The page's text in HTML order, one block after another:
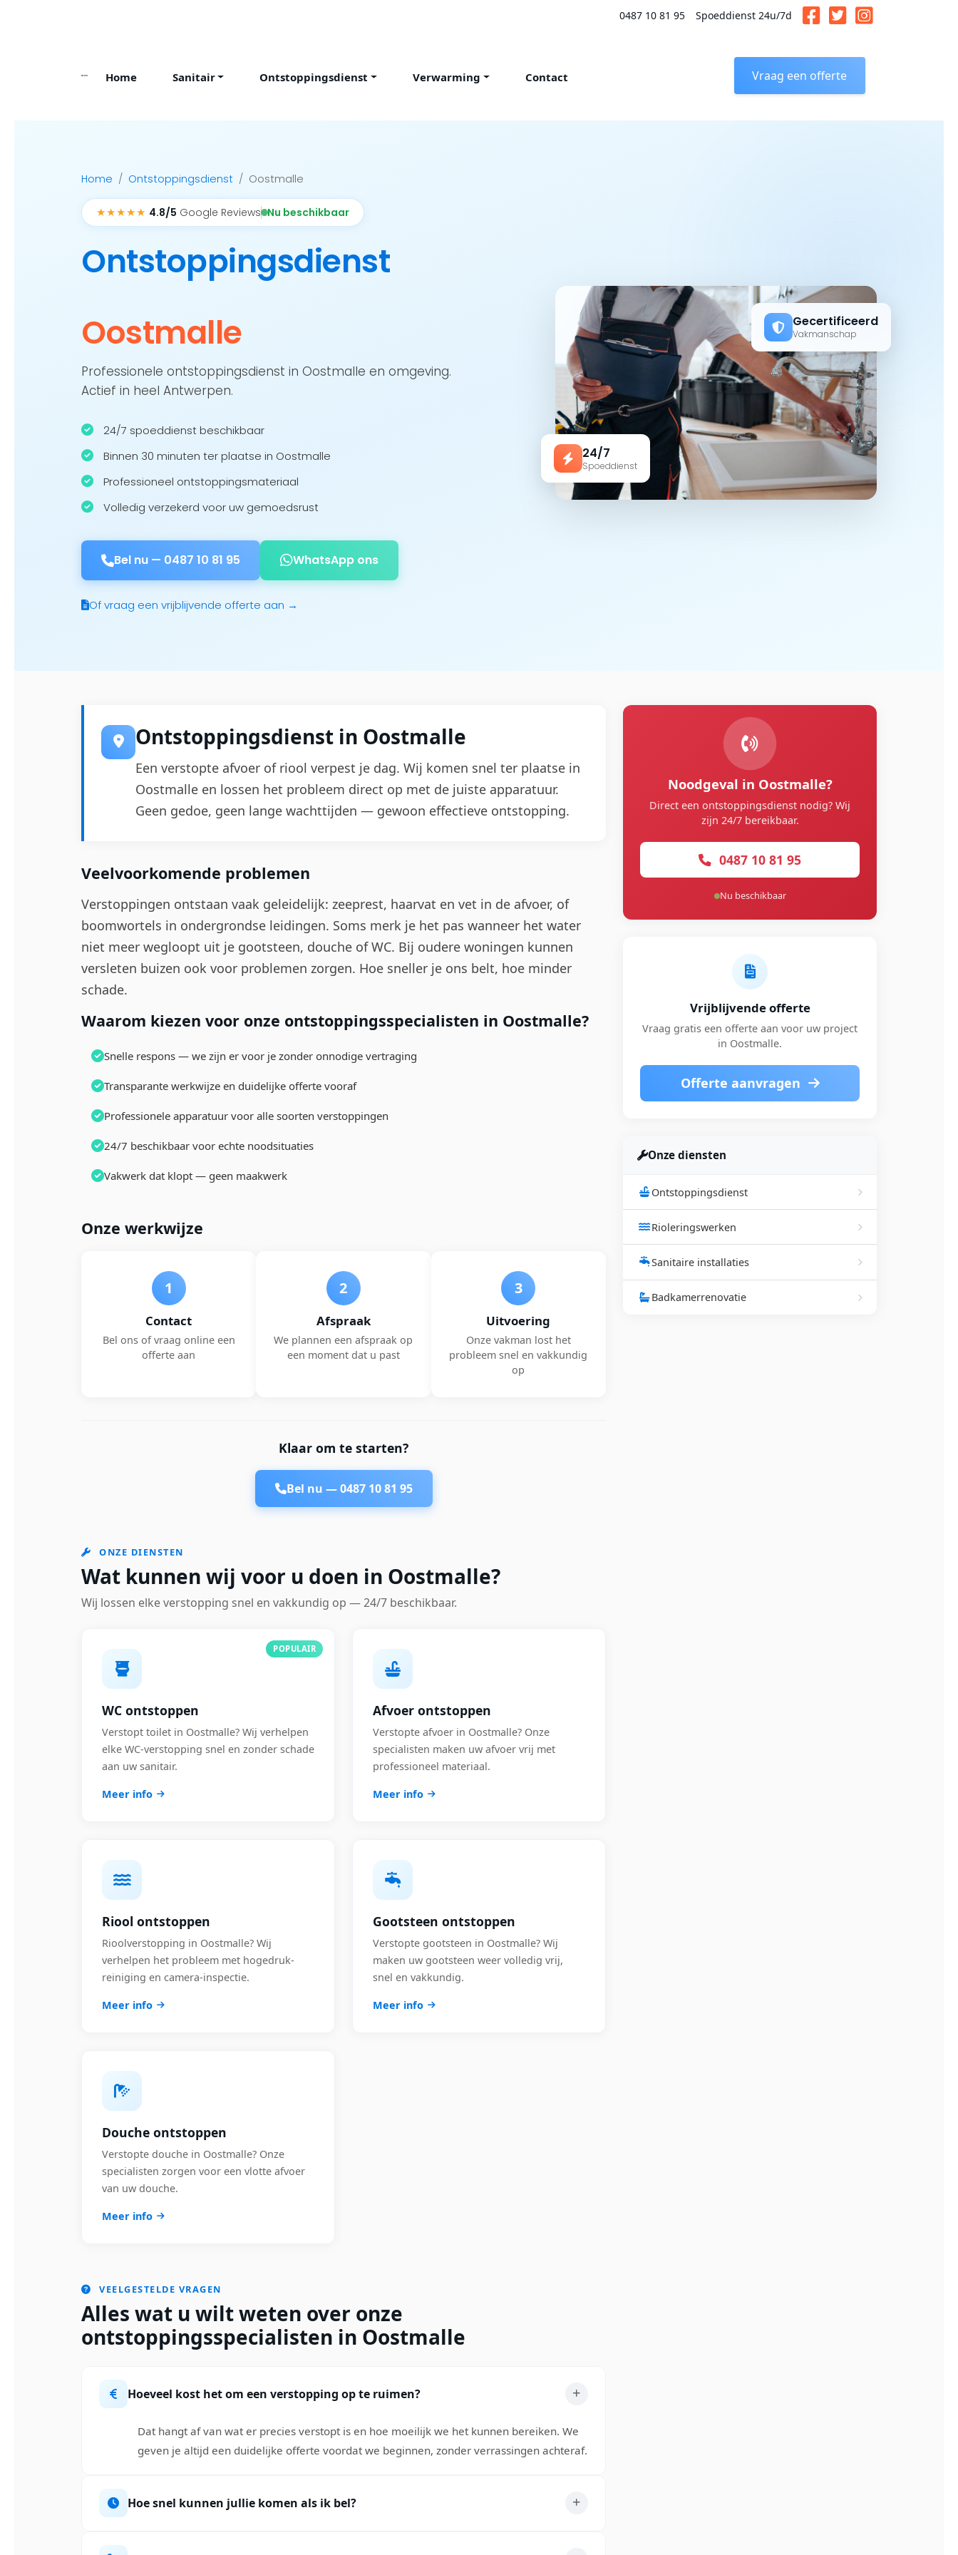
0487 10 81 95 Spoeddienst 24u/7d
Home Sanitair Ontstoppingsdienst Verwarming Contact Vraag een offerte
Home Ontstoppingsdienst Oostmalle
★★★★★ 4.8/5 Google Reviews Nu beschikbaar
Ontstoppingsdienst
Oostmalle
Professionele ontstoppingsdienst in Oostmalle en omgeving.
Actief in heel Antwerpen.
24/7 spoeddienst beschikbaar
Binnen 30 minuten ter plaatse in Oostmalle
Professioneel ontstoppingsmateriaal
Volledig verzekerd voor uw gemoedsrust
Bel nu — 0487 10 81 95 WhatsApp ons
Of vraag een vrijblijvende offerte aan →
24/7
Spoeddienst
Gecertificeerd
Vakmanschap
Ontstoppingsdienst in Oostmalle
Een verstopte afvoer of riool verpest je dag. Wij komen snel ter plaatse in
Oostmalle en lossen het probleem direct op met de juiste apparatuur.
Geen gedoe, geen lange wachttijden — gewoon effectieve ontstopping.
Veelvoorkomende problemen
Verstoppingen ontstaan vaak geleidelijk: zeeprest, haarvat en vet in de afvoer, of
boomwortels in ondergrondse leidingen. Soms merk je het pas wanneer het water
niet meer wegloopt uit je gootsteen, douche of WC. Bij oudere woningen kunnen
versleten buizen ook voor problemen zorgen. Hoe sneller je ons belt, hoe minder
schade.
Waarom kiezen voor onze ontstoppingsspecialisten in Oostmalle?
Snelle respons — we zijn er voor je zonder onnodige vertraging
Transparante werkwijze en duidelijke offerte vooraf
Professionele apparatuur voor alle soorten verstoppingen
24/7 beschikbaar voor echte noodsituaties
Vakwerk dat klopt — geen maakwerk
Onze werkwijze
1
Contact
Bel ons of vraag online een
offerte aan
2
Afspraak
We plannen een afspraak op
een moment dat u past
3
Uitvoering
Onze vakman lost het
probleem snel en vakkundig
op
Klaar om te starten?
Bel nu —0487 10 81 95
ONZE DIENSTEN
Wat kunnen wij voor u doen in Oostmalle?
Wij lossen elke verstopping snel en vakkundig op — 24/7 beschikbaar.
POPULAIR
WC ontstoppen
Verstopt toilet in Oostmalle? Wij verhelpen
elke WC-verstopping snel en zonder schade
aan uw sanitair.
Meer info
Afvoer ontstoppen
Verstopte afvoer in Oostmalle? Onze
specialisten maken uw afvoer vrij met
professioneel materiaal.
Meer info
Riool ontstoppen
Rioolverstopping in Oostmalle? Wij
verhelpen het probleem met hogedruk-
reiniging en camera-inspectie.
Meer info
Gootsteen ontstoppen
Verstopte gootsteen in Oostmalle? Wij
maken uw gootsteen weer volledig vrij,
snel en vakkundig.
Meer info
Douche ontstoppen
Verstopte douche in Oostmalle? Onze
specialisten zorgen voor een vlotte afvoer
van uw douche.
Meer info
VEELGESTELDE VRAGEN
Alles wat u wilt weten over onze
ontstoppingsspecialisten in Oostmalle
Hoeveel kost het om een verstopping op te ruimen?
Dat hangt af van wat er precies verstopt is en hoe moeilijk we het kunnen bereiken. We
geven je altijd een duidelijke offerte voordat we beginnen, zonder verrassingen achteraf.
Hoe snel kunnen jullie komen als ik bel?
Noodgeval in Oostmalle?
Direct een ontstoppingsdienst nodig? Wij
zijn 24/7 bereikbaar.
0487 10 81 95
Nu beschikbaar
Vrijblijvende offerte
Vraag gratis een offerte aan voor uw project
in Oostmalle.
Offerte aanvragen
Onze diensten
Ontstoppingsdienst
Rioleringswerken
Sanitaire installaties
Badkamerrenovatie